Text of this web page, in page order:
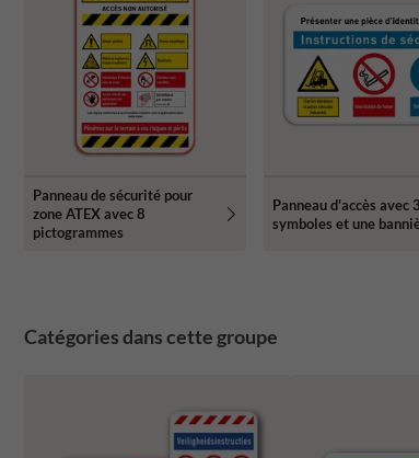
Panneau de sécurité pour
zone ATEX avec 8
pictogrammes
Panneau d'accès avec 3
symboles et une
Catégories dans cette groupe